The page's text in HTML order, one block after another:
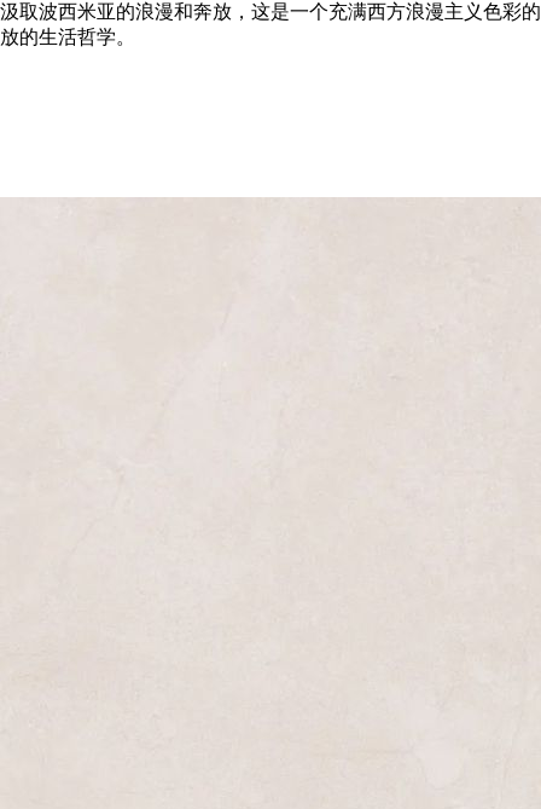
汲取波西米亚的浪漫和奔放，这是一个充满西方浪漫主义色彩
放的生活哲学。